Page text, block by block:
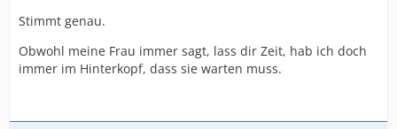
Stimmt genau.
Obwohl meine Frau immer sagt, lass dir Zeit, hab ich doch
immer im Hinterkopf, dass sie warten muss.